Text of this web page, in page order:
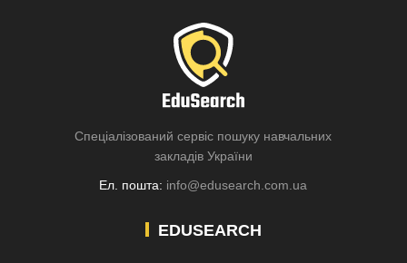
Спеціалізований сервіс пошуку навчальних
закладів України
Ел. пошта: info@edusearch.com.ua
EDUSEARCH